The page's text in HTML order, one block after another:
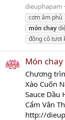
dieuphapam
cơm âm phủ
món chay
đông cô tươi
Món chay
Chương
Xào Cuốn
Sauce Dầu
Cẩm Vân
http://